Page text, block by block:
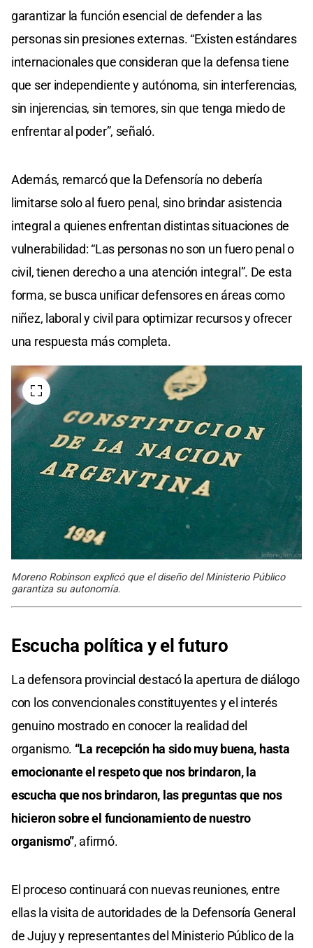
garantizar la función esencial de defender a las
personas sin presiones externas. “Existen estándares
internacionales que consideran que la defensa tiene
que ser independiente y autónoma, sin interferencias,
sin injerencias, sin temores, sin que tenga miedo de
enfrentar al poder”, señaló.
Además, remarcó que la Defensoría no debería
limitarse solo al fuero penal, sino brindar asistencia
integral a quienes enfrentan distintas situaciones de
vulnerabilidad: “Las personas no son un fuero penal o
civil, tienen derecho a una atención integral”. De esta
forma, se busca unificar defensores en áreas como
niñez, laboral y civil para optimizar recursos y ofrecer
una respuesta más completa.
Moreno Robinson explicó que el diseño del Ministerio Público
garantiza su autonomía.
Escucha política y el futuro
La defensora provincial destacó la apertura de diálogo
con los convencionales constituyentes y el interés
genuino mostrado en conocer la realidad del
organismo. “La recepción ha sido muy buena, hasta
emocionante el respeto que nos brindaron, la
escucha que nos brindaron, las preguntas que nos
hicieron sobre el funcionamiento de nuestro
organismo”, afirmó.
El proceso continuará con nuevas reuniones, entre
ellas la visita de autoridades de la Defensoría General
de Jujuy y representantes del Ministerio Público de la